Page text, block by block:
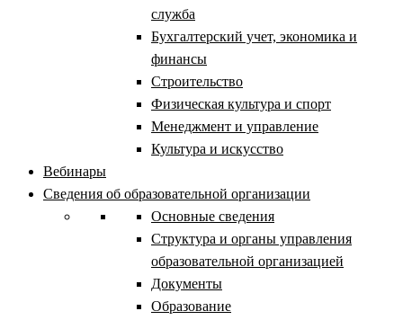
служба
Бухгалтерский учет, экономика и
финансы
Строительство
Физическая культура и спорт
Менеджмент и управление
Культура и искусство
Вебинары
Сведения об образовательной организации
Основные сведения
Структура и органы управления
образовательной организацией
Документы
Образование